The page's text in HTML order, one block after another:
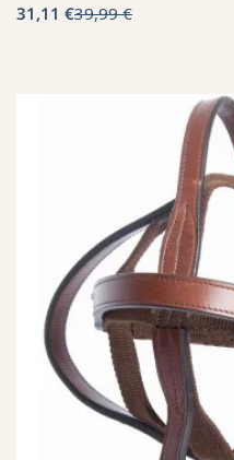
31,11 €39,99 €